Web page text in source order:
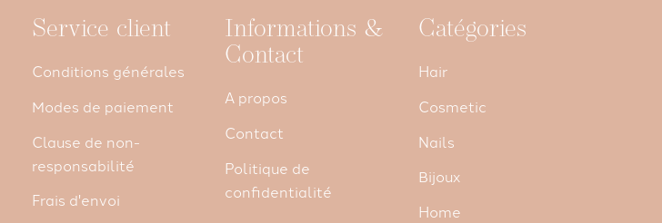
Service client
Conditions générales
Modes de paiement
Clause de non-
responsabilité
Frais d'envoi
Informations &
Contact
A propos
Contact
Politique de
confidentialité
Catégories
Hair
Cosmetic
Nails
Bijoux
Home